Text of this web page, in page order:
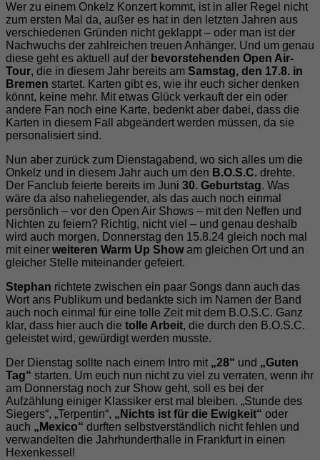
Wer zu einem Onkelz Konzert kommt, ist in aller Regel nicht
zum ersten Mal da, außer es hat in den letzten Jahren aus
verschiedenen Gründen nicht geklappt – oder man ist der
Nachwuchs der zahlreichen treuen Anhänger. Und um genau
diese geht es aktuell auf der bevorstehenden Open Air-
Tour, die in diesem Jahr bereits am Samstag, den 17.8. in
Bremen startet. Karten gibt es, wie ihr euch sicher denken
könnt, keine mehr. Mit etwas Glück verkauft der ein oder
andere Fan noch eine Karte, bedenkt aber dabei, dass die
Karten in diesem Fall abgeändert werden müssen, da sie
personalisiert sind.
Nun aber zurück zum Dienstagabend, wo sich alles um die
Onkelz und in diesem Jahr auch um den B.O.S.C. drehte.
Der Fanclub feierte bereits im Juni 30. Geburtstag. Was
wäre da also naheliegender, als das auch noch einmal
persönlich – vor den Open Air Shows – mit den Neffen und
Nichten zu feiern? Richtig, nicht viel – und genau deshalb
wird auch morgen, Donnerstag den 15.8.24 gleich noch mal
mit einer weiteren Warm Up Showam gleichen Ort und an
gleicher Stelle miteinander gefeiert.
Stephan richtete zwischen ein paar Songs dann auch das
Wort ans Publikum und bedankte sich im Namen der Band
auch noch einmal für eine tolle Zeit mit dem B.O.S.C. Ganz
klar, dass hier auch die tolle Arbeit, die durch den B.O.S.C.
geleistet wird, gewürdigt werden musste.
Der Dienstag sollte nach einem Intro mit „28“ und „Guten
Tag“ starten. Um euch nun nicht zu viel zu verraten, wenn ihr
am Donnerstag noch zur Show geht, soll es bei der
Aufzählung einiger Klassiker erst mal bleiben. „Stunde des
Siegers“, „Terpentin“, „Nichts ist für die Ewigkeit“ oder
auch „Mexico“ durften selbstverständlich nicht fehlen und
verwandelten die Jahrhunderthalle in Frankfurt in einen
Hexenkessel!